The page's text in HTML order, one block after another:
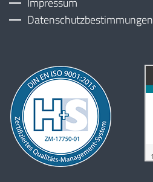
Datenschutzbestimmungen